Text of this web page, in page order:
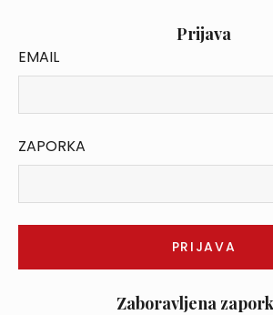
Prijava
EMAIL
ZAPORKA
Zaboravljena